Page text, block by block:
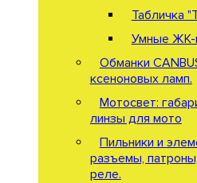
Табличка
Умные ЖК-
Обманки
ксеноновых ламп.
Мотосвет:
линзы для мото
Пильники и
разъемы,
реле.